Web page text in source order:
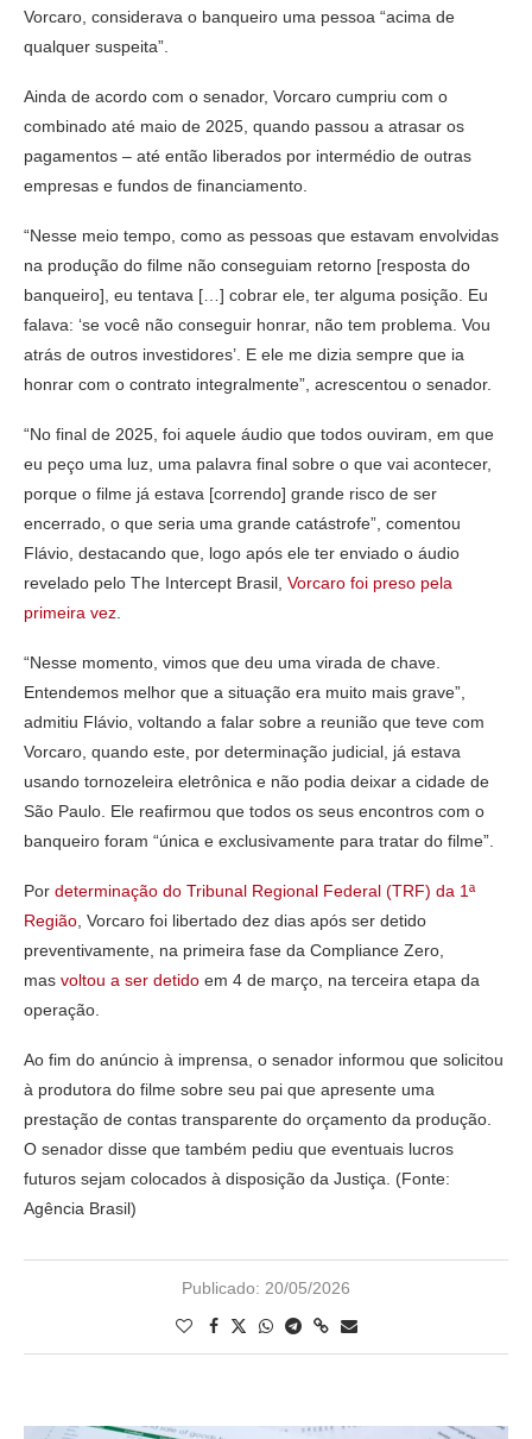
Vorcaro, considerava o banqueiro uma pessoa “acima de
qualquer suspeita”.
Ainda de acordo com o senador, Vorcaro cumpriu com o
combinado até maio de 2025, quando passou a atrasar os
pagamentos – até então liberados por intermédio de outras
empresas e fundos de financiamento.
“Nesse meio tempo, como as pessoas que estavam envolvidas
na produção do filme não conseguiam retorno [resposta do
banqueiro], eu tentava […] cobrar ele, ter alguma posição. Eu
falava: ‘se você não conseguir honrar, não tem problema. Vou
atrás de outros investidores’. E ele me dizia sempre que ia
honrar com o contrato integralmente”, acrescentou o senador.
“No final de 2025, foi aquele áudio que todos ouviram, em que
eu peço uma luz, uma palavra final sobre o que vai acontecer,
porque o filme já estava [correndo] grande risco de ser
encerrado, o que seria uma grande catástrofe”, comentou
Flávio, destacando que, logo após ele ter enviado o áudio
revelado pelo The Intercept Brasil, Vorcaro foi preso pela
primeira vez
“Nesse momento, vimos que deu uma virada de chave.
Entendemos melhor que a situação era muito mais grave”,
admitiu Flávio, voltando a falar sobre a reunião que teve com
Vorcaro, quando este, por determinação judicial, já estava
usando tornozeleira eletrônica e não podia deixar a cidade de
São Paulo. Ele reafirmou que todos os seus encontros com o
banqueiro foram “única e exclusivamente para tratar do filme”.
Por determinação do Tribunal Regional Federal (TRF) da 1ª
Região , Vorcaro foi libertado dez dias após ser detido
preventivamente, na primeira fase da Compliance Zero,
mas voltou a ser detido em 4 de março, na terceira etapa da
operação.
Ao fim do anúncio à imprensa, o senador informou que solicitou
à produtora do filme sobre seu pai que apresente uma
prestação de contas transparente do orçamento da produção.
O senador disse que também pediu que eventuais lucros
futuros sejam colocados à disposição da Justiça. (Fonte:
Agência Brasil)
Publicado: 20/05/2026